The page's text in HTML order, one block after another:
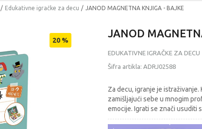
Edukativne igračke za decu JANOD MAGNETNA KNJIGA - BAJKE
20 %
JANOD
EDUKATIVNE IGRAČKE ZA DECU
Šifra artikla: ADRJ02588
Za decu, igranje je
zamišljajući sebe u mnogim
emocije. Igrati se znači usuditi